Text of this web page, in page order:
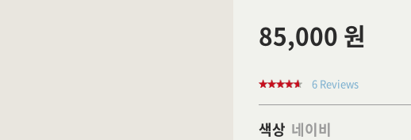
85,000 원
6 Reviews
색상 네이비